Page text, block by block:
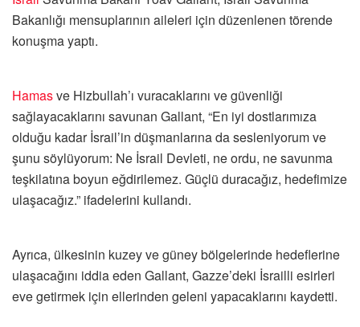
Bakanlığı mensuplarının aileleri için düzenlenen törende
konuşma yaptı.
Hamasve Hizbullah’ı vuracaklarını ve güvenliği
sağlayacaklarını savunan Gallant, “En iyi dostlarımıza
olduğu kadar İsrail’in düşmanlarına da sesleniyorum ve
şunu söylüyorum: Ne İsrail Devleti, ne ordu, ne savunma
teşkilatına boyun eğdirilemez. Güçlü duracağız, hedefimize
ulaşacağız.” ifadelerini kullandı.
Ayrıca, ülkesinin kuzey ve güney bölgelerinde hedeflerine
ulaşacağını iddia eden Gallant, Gazze’deki İsrailli esirleri
eve getirmek için ellerinden geleni yapacaklarını kaydetti.